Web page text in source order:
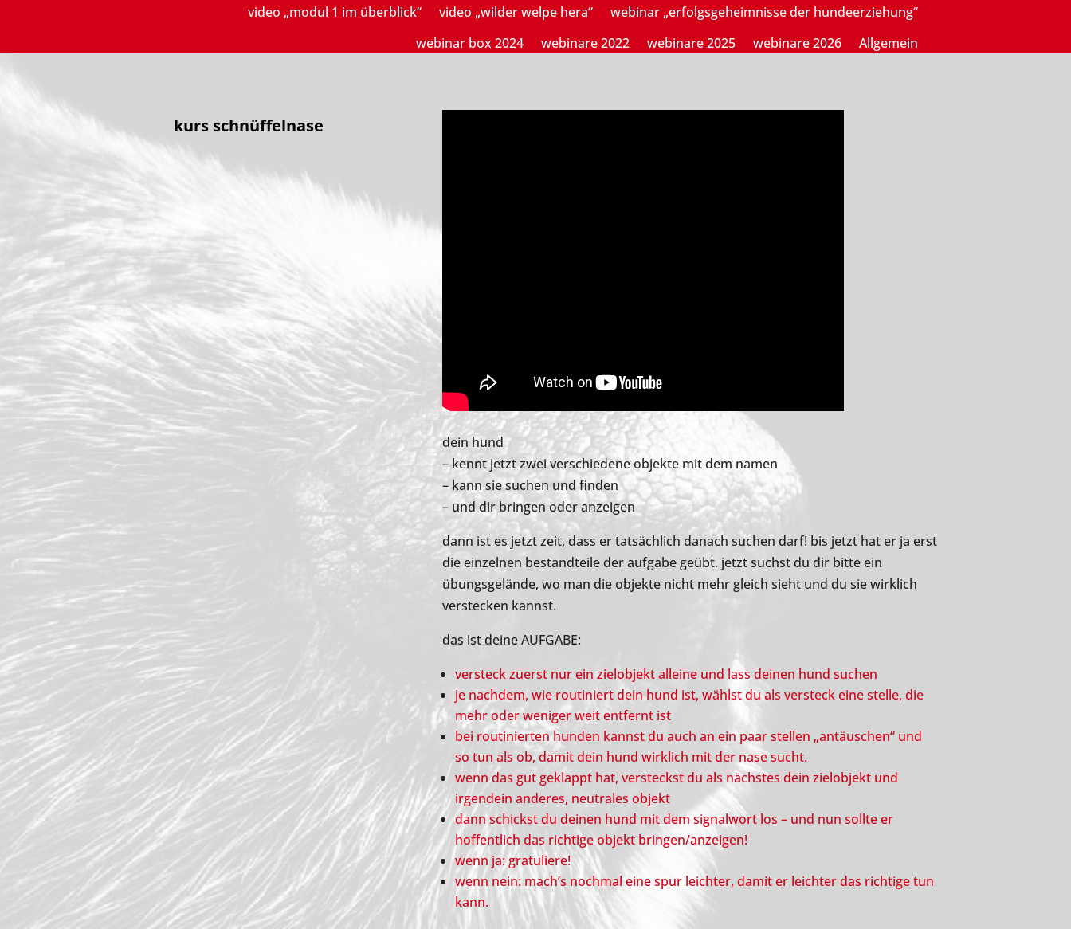
video „modul 1 im überblick“
video „wilder welpe hera“
webinar „erfolgsgeheimnisse der hundeerziehung“
webinar box 2024
webinare 2022 webinare 2025 webinare 2026 Allgemein
kurs schnüffelnase
dein hund
– kennt jetzt zwei verschiedene objekte mit dem namen
– kann sie suchen und finden
– und dir bringen oder anzeigen
dann ist es jetzt zeit, dass er tatsächlich danach suchen darf! bis jetzt hat er ja erst
die einzelnen bestandteile der aufgabe geübt. jetzt suchst du dir bitte ein
übungsgelände, wo man die objekte nicht mehr gleich sieht und du sie wirklich
verstecken kannst.
das ist deine AUFGABE:
versteck zuerst nur ein zielobjekt alleine und lass deinen hund suchen
je nachdem, wie routiniert dein hund ist, wählst du als versteck eine stelle, die
mehr oder weniger weit entfernt ist
bei routinierten hunden kannst du auch an ein paar stellen „antäuschen“ und
so tun als ob, damit dein hund wirklich mit der nase sucht.
wenn das gut geklappt hat, versteckst du als nächstes dein zielobjekt und
irgendein anderes, neutrales objekt
dann schickst du deinen hund mit dem signalwort los – und nun sollte er
hoffentlich das richtige objekt bringen/anzeigen!
wenn ja: gratuliere!
wenn nein: mach’s nochmal eine spur leichter, damit er leichter das richtige tun
kann.